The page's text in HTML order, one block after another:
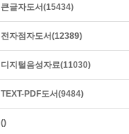
큰글자도서(15434)
전자점자도서(12389)
디지털음성자료(11030)
TEXT-PDF도서(9484)
()